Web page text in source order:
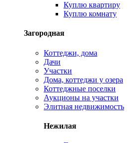
Куплю квартиру
Куплю комнату
Загородная
Коттеджи, дома
Дачи
Участки
Дома, коттеджи у озера
Коттеджные поселки
Аукционы на участки
Элитная недвижимость
Нежилая